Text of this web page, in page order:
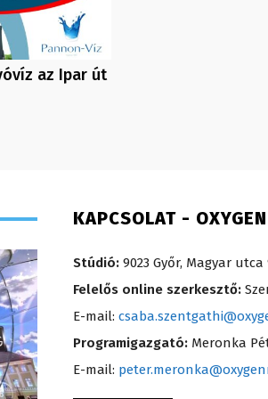
az Ipar út
KAPCSOLAT -
Stúdió: 9023 Győr, Magyar utca
Felelős online szerkesztő:
E-mail:
Programigazgató: Meronka
E-mail: